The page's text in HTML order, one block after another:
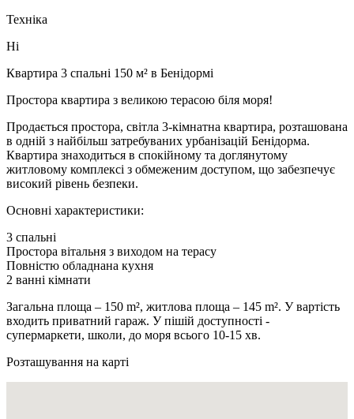
Техніка
Ні
Квартира 3 спальні 150 м² в Бенідормі
Простора квартира з великою терасою біля моря!
Продається простора, світла 3-кімнатна квартира, розташована
в одній з найбільш затребуваних урбанізацій Бенідорма.
Квартира знаходиться в спокійному та доглянутому
житловому комплексі з обмеженим доступом, що забезпечує
високий рівень безпеки.
Основні характеристики:
3 спальні
Простора вітальня з виходом на терасу
Повністю обладнана кухня
2 ванні кімнати
Загальна площа – 150 m², житлова площа – 145 m². У вартість
входить приватний гараж. У пішій доступності -
супермаркети, школи, до моря всього 10-15 хв.
Розташування на карті